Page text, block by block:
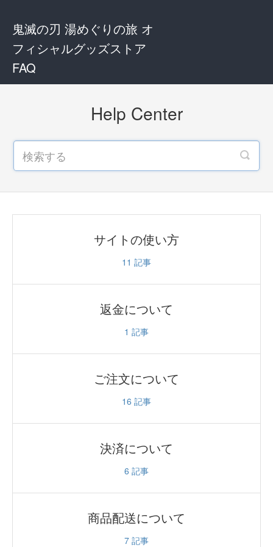
鬼滅の刃 湯めぐりの旅 オ
フィシャルグッズストア
FAQ
Help Center
サイトの使い方
11 記事
返金について
1 記事
ご注文について
16 記事
決済について
6 記事
商品配送について
7 記事